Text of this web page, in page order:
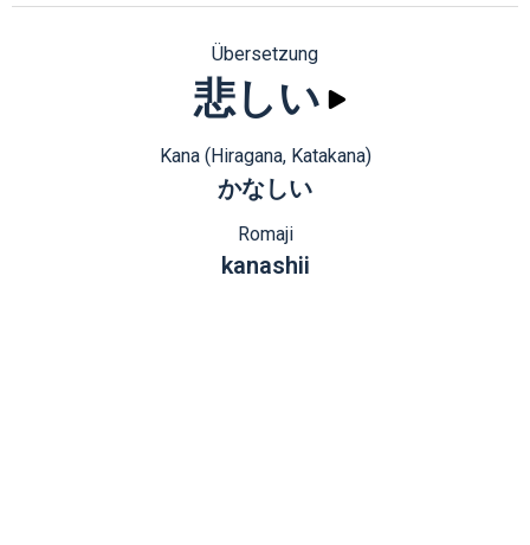
Übersetzung
悲しい
Kana (Hiragana, Katakana)
かなしい
Romaji
kanashii